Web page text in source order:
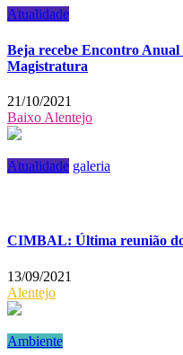
Atualidade
Beja recebe Encontro
Magistratura
21/10/2021
Baixo Alentejo
Atualidade galeria
CIMBAL: Última reunião do
13/09/2021
Alentejo
Ambiente